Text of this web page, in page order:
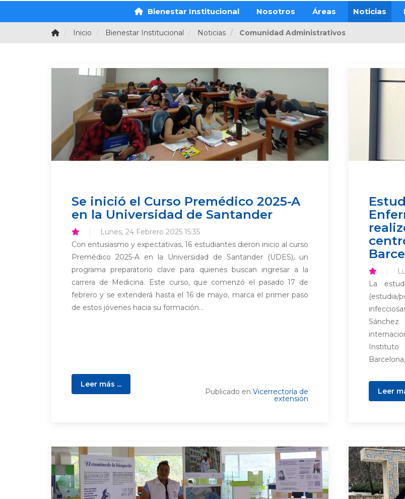
Bienestar Institucional Nosotros Áreas Noticias
Inicio Bienestar Institucional Noticias Comunidad Administrativos
Se inició el Curso Premédico 2025-A
en la Universidad de Santander
Lunes, 24 Febrero 2025 15:35
Con entusiasmo y expectativas, 16 estudiantes dieron inicio al curso
Premédico 2025-A en la Universidad de Santander (UDES), un
programa preparatorio clave para quienes buscan ingresar a la
carrera de Medicina. Este curso, que comenzó el pasado 17 de
febrero y se extenderá hasta el 16 de mayo, marca el primer paso
de estos jóvenes hacia su formación...
Leer más ...
Publicado en Vicerrectoría de
extensión
La
(estudia/
Instituto
Leer